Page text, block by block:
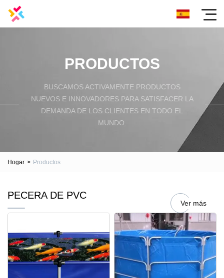
PRODUCTOS
BUSCAMOS ACTIVAMENTE PRODUCTOS
NUEVOS E INNOVADORES PARA SATISFACER LA
DEMANDA DE LOS CLIENTES EN TODO EL
MUNDO.
Hogar > Productos
PECERA DE PVC
Ver más